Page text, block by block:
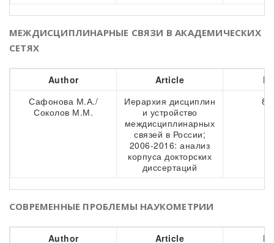
МЕЖДИСЦИПЛИНАРНЫЕ СВЯЗИ В АКАДЕМИЧЕСКИХ
СЕТЯХ
Author Article
Сафонова М.А./
Соколов М.М.
Иерархия дисциплин
и устройство
междисциплинарных
связей в России;
2006-2016: анализ
корпуса докторских
диссертаций
СОВРЕМЕННЫЕ ПРОБЛЕМЫ НАУКОМЕТРИИ
Author Article